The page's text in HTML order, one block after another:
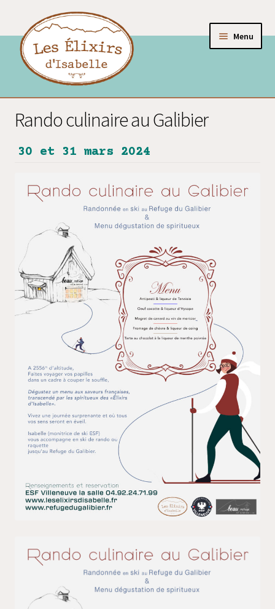
Menu
Les liqueurs
Les apéritifs
Les coffrets
Les accessoires
Activités de la Maison des Élixirs
Les élixirs, mode d’emploi
Présentation d’Isabelle
Agenda
Points de vente
Comment venir ?
Contact / commande
Rando culinaire au Galibier
30 et 31 mars 2024